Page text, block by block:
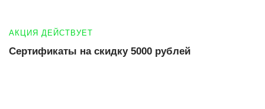
АКЦИЯ ДЕЙСТВУЕТ
Сертификаты на скидку 5000 рублей